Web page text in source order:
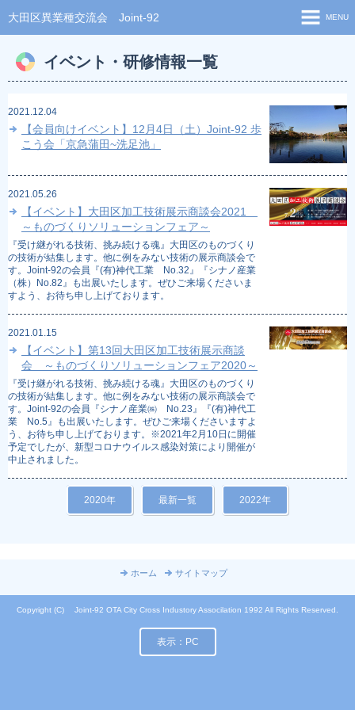
大田区異業種交流会 Joint-92 MENU
ホーム
ご挨拶
会員一覧
新着ニュース
お問い合わせ
サイトマップ
イベント・研修情報一覧
2021.12.04
【会員向けイベント】12月4日（土）Joint-92 歩
こう会「京急蒲田~洗足池」
2021.05.26
【イベント】大田区加工技術展示商談会2021
～ものづくりソリューションフェア～
『受け継がれる技術、挑み続ける魂』大田区のものづくり
の技術が結集します。他に例をみない技術の展示商談会で
す。Joint-92の会員『(有)神代工業 No.32』『シナノ産業
（株）No.82』も出展いたします。ぜひご来場くださいま
すよう、お待ち申し上げております。
2021.01.15
【イベント】第13回大田区加工技術展示商談
会 ～ものづくりソリューションフェア2020～
『受け継がれる技術、挑み続ける魂』大田区のものづくり
の技術が結集します。他に例をみない技術の展示商談会で
す。Joint-92の会員『シナノ産業㈱ No.23』『(有)神代工
業 No.5』も出展いたします。ぜひご来場くださいますよ
う、お待ち申し上げております。※2021年2月10日に開催
予定でしたが、新型コロナウイルス感染対策により開催が
中止されました。
2020年 最新一覧 2022年
ホーム サイトマップ
Copyright (C) Joint-92 OTA City Cross Industory Associlation 1992 All Rights Reserved.
表示：PC